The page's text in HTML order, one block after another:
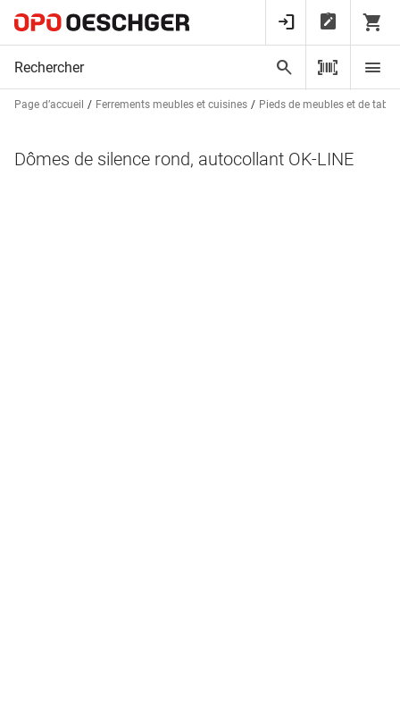
Page d’accueil Ferrements meubles et cuisines Pieds de meubles et de
Dômes de silence rond, autocollant OK-LINE